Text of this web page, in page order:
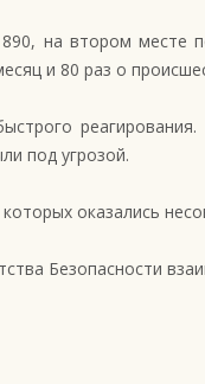
на втором
и 80 раз о
под угрозой.
оказались
Безопасности